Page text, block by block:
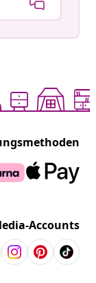
Accounts